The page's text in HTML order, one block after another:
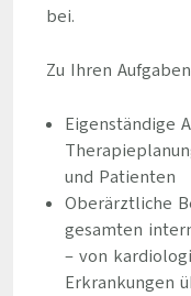
bei.
Zu Ihren
Eigenständige
und Patienten
Oberärztliche
gesamten
– von
Erkrankungen